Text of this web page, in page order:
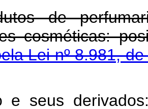
de
cosméticas:
Lei nº 8.981,
e seus